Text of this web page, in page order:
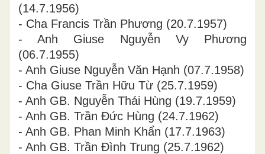
(14.7.1956)
- Cha Francis Trần Phương (20.7.1957)
- Anh Giuse Nguyễn Vy Phương
(06.7.1955)
- Anh Giuse Nguyễn Văn Hạnh (07.7.1958)
- Cha Giuse Trần Hữu Từ (25.7.1959)
- Anh GB. Nguyễn Thái Hùng (19.7.1959)
- Anh GB. Trần Đức Hùng (24.7.1962)
- Anh GB. Phan Minh Khẩn (17.7.1963)
- Anh GB. Trần Đình Trung (25.7.1962)